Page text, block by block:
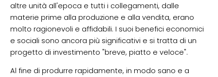
altre unità all'epoca e tutti i collegamenti, dalle
materie prime alla produzione e alla vendita, erano
molto ragionevoli e affidabili. I suoi benefici economici
e sociali sono ancora più significativi e si tratta di un
progetto di investimento "breve, piatto e veloce".
Al fine di produrre rapidamente, in modo sano e a